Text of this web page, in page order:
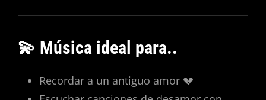
💫 Música ideal para..
Recordar a un antiguo amor 💔